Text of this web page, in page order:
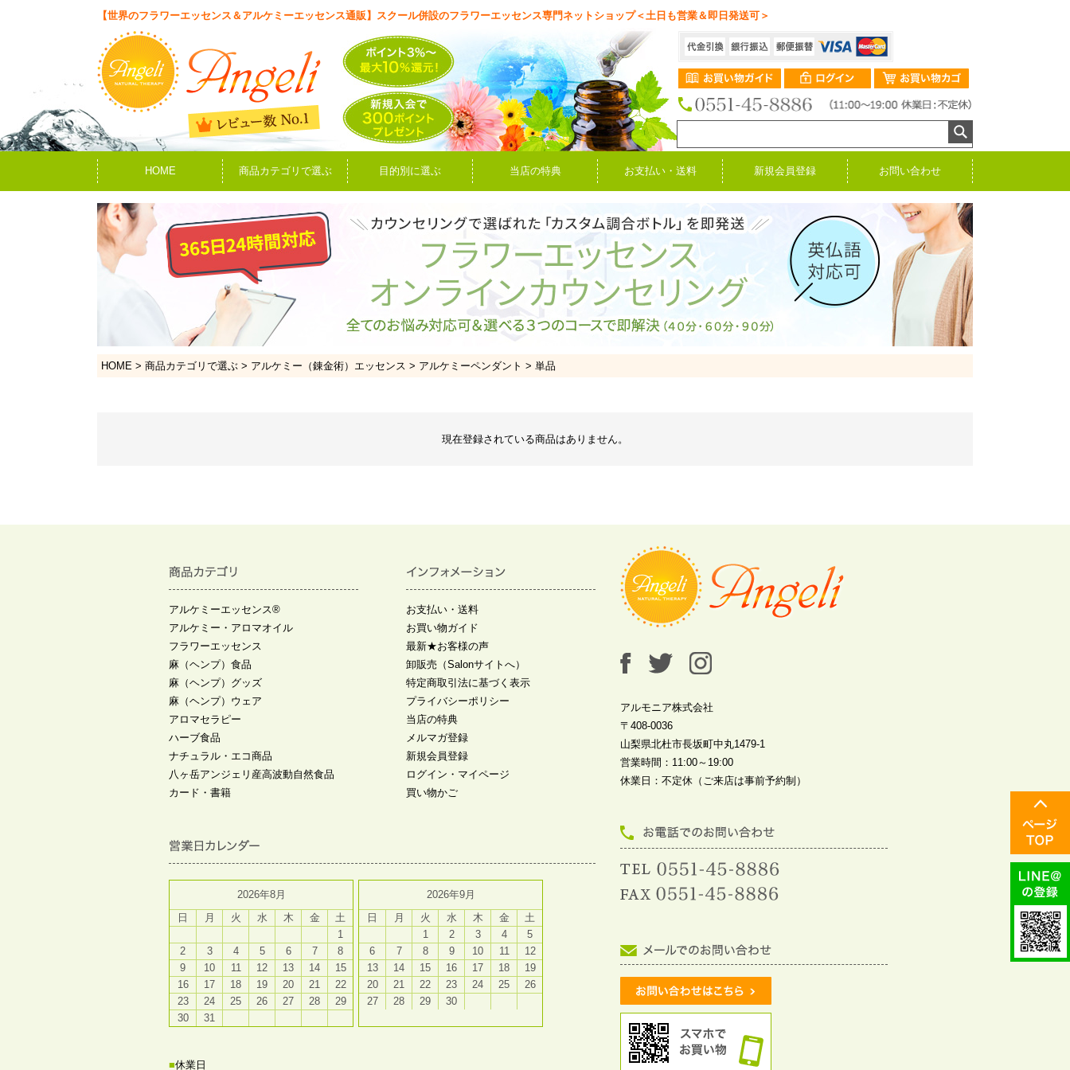
【世界のフラワーエッセンス＆アルケミーエッセンス通販】スクール併設のフラワーエッセンス専門ネットショップ＜土日も営業＆即日発送可＞
HOME 商品カテゴリで選ぶ 目的別に選ぶ 当店の特典 お支払い・送料 新規会員登録 お問い合わせ
HOME 商品カテゴリで選ぶ アルケミー（錬金術）エッセンス アルケミーペンダント 単品
現在登録されている商品はありません。
アルケミーエッセンス®
アルケミー・アロマオイル
フラワーエッセンス
麻（ヘンプ）食品
麻（ヘンプ）グッズ
麻（ヘンプ）ウェア
アロマセラピー
ハーブ食品
ナチュラル・エコ商品
八ヶ岳アンジェリ産高波動自然食品
カード・書籍
お支払い・送料
お買い物ガイド
最新★お客様の声
卸販売（Salonサイトへ）
特定商取引法に基づく表示
プライバシーポリシー
当店の特典
メルマガ登録
新規会員登録
ログイン・マイページ
買い物かご
2026年8月
日
月 火 水 木 金
土
1
2
3 4 5 6 7
8
9
10 11 12 13 14
15
16
17 18 19 20 21
22
23
24 25 26 27 28
29
30
31
2026年9月
日
月 火 水 木 金
土
1
2 3 4
5
6
7 8 9 10 11
12
13
14 15 16 17 18
19
20
21 22 23 24 25
26
27
28 29 30
■休業日
アルモニア株式会社
〒408-0036
山梨県北杜市長坂町中丸1479-1
営業時間：11:00～19:00
休業日：不定休（ご来店は事前予約制）